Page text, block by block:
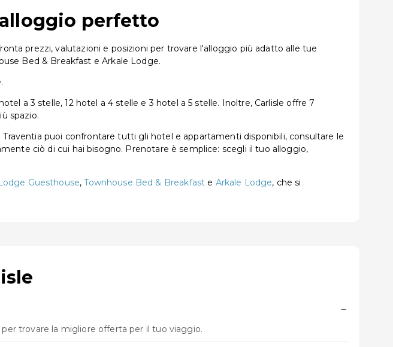
perfetto
prezzi, valutazioni e posizioni per trovare l'alloggio più adatto alle tue
Bed & Breakfast e Arkale Lodge.
a 3 stelle, 12 hotel a 4 stelle e 3 hotel a 5 stelle. Inoltre, Carlisle offre 7
spazio.
puoi confrontare tutti gli hotel e appartamenti disponibili, consultare le
ciò di cui hai bisogno. Prenotare è semplice: scegli il tuo alloggio,
Guesthouse,Townhouse Bed & Breakfast e Arkale Lodge, che si
−
trovare la migliore offerta per il tuo viaggio.